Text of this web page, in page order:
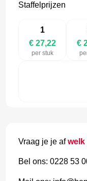
Staffelprijzen
1
€ 27,22
per stuk
€
Vraag je je afwelk
Bel ons: 0228 53